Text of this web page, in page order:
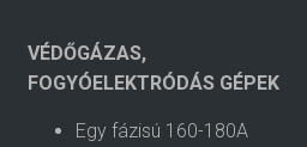
VÉDŐGÁZAS,
FOGYÓELEKTRÓDÁS GÉPEK
Egy fázisú 160-180A